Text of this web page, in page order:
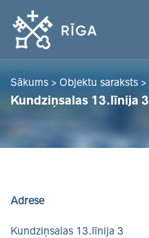
Sākums > Objektu saraksts >
Kundziņsalas 13.līnija 3
Adrese
Kundziņsalas 13.līnija 3